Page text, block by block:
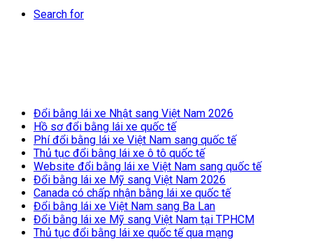
Search for
Đổi bằng lái xe Nhật sang Việt Nam 2026
Hồ sơ đổi bằng lái xe quốc tế
Phí đổi bằng lái xe Việt Nam sang quốc tế
Thủ tục đổi bằng lái xe ô tô quốc tế
Website đổi bằng lái xe Việt Nam sang quốc tế
Đổi bằng lái xe Mỹ sang Việt Nam 2026
Canada có chấp nhận bằng lái xe quốc tế
Đổi bằng lái xe Việt Nam sang Ba Lan
Đổi bằng lái xe Mỹ sang Việt Nam tại TPHCM
Thủ tục đổi bằng lái xe quốc tế qua mạng